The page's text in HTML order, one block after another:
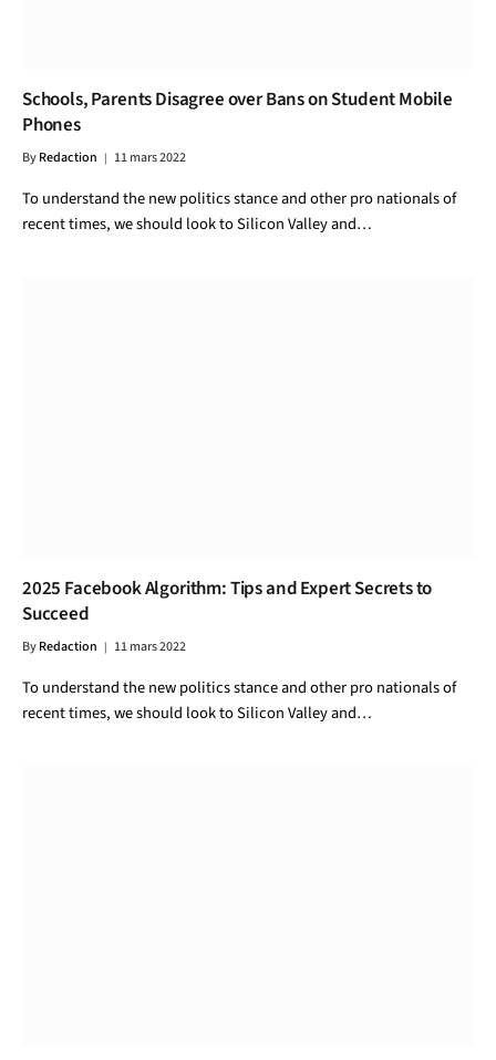
Schools, Parents Disagree over Bans on Student Mobile
Phones
ByRedaction 11 mars 2022
To understand the new politics stance and other pro nationals of
recent times, we should look to Silicon Valley and…
2025 Facebook Algorithm: Tips and Expert Secrets to
Succeed
ByRedaction 11 mars 2022
To understand the new politics stance and other pro nationals of
recent times, we should look to Silicon Valley and…